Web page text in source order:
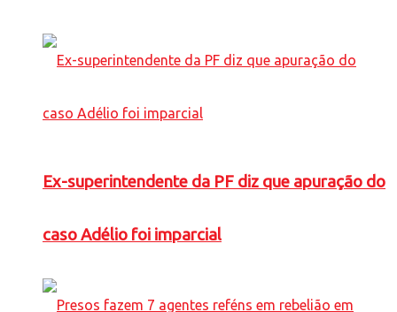
Ex-superintendente da PF diz que apuração do
caso Adélio foi imparcial